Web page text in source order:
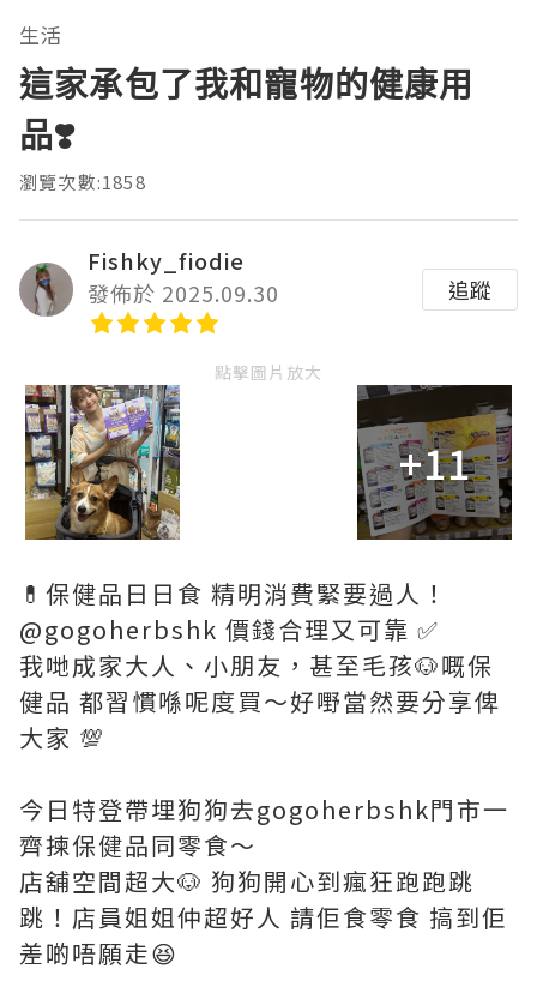
生活
這家承包了我和寵物的健康用
品❣️
瀏覽次數:1858
Fishky_fiodie
發佈於 2025.09.30
追蹤
點擊圖片放大
+11
💊保健品日日食 精明消費緊要過人！
@gogoherbshk 價錢合理又可靠 ✅
我哋成家大人、小朋友，甚至毛孩🐶嘅保
健品 都習慣喺呢度買～好嘢當然要分享俾
大家 💯
今日特登帶埋狗狗去gogoherbshk門市一
齊揀保健品同零食～
店舖空間超大🐶 狗狗開心到瘋狂跑跑跳
跳！店員姐姐仲超好人 請佢食零食 搞到佢
差啲唔願走😆